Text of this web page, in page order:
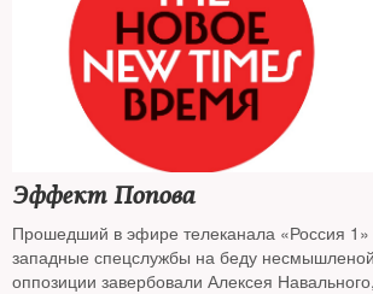
Эффект Попова
Прошедший в эфире телеканала «Россия
западные спецслужбы на беду
оппозиции завербовали Алексея